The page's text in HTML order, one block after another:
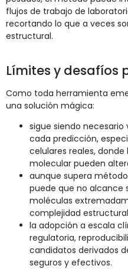
flujos de trabajo de
recortando lo que a veces
estructural.
Límites y desafíos
Como toda herramienta
una solución mágica:
sigue siendo
cada predicción,
celulares reales,
molecular pueden
aunque supera
puede que no alcance
moléculas
complejidad
la adopción a escala
regulatoria,
candidatos derivados
seguros y efectivos.